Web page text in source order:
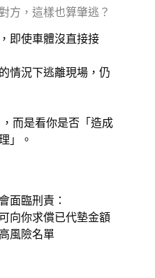
方，這樣也算肇逃？
即使車體沒直接接
情況下逃離現場，仍
而是看你是否「造成
」。
面臨刑責：
向你求償已代墊金額
風險名單